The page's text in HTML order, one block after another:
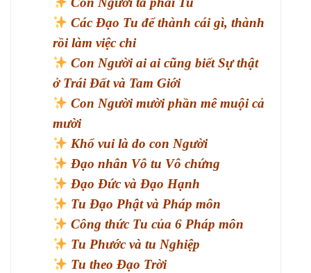
Các Đạo Tu để thành cái gì, thành
rồi làm việc chi
Con Người ai ai cũng biết Sự thật
ở Trái Đất và Tam Giới
Con Người mười phần mê muội cả
mười
Khổ vui là do con Người
Đạo nhân Vô tu Vô chứng
Đạo Đức và Đạo Hạnh
Tu Đạo Phật và Pháp môn
Công thức Tu của 6 Pháp môn
Tu Phước và tu Nghiệp
Tu theo Đạo Trời